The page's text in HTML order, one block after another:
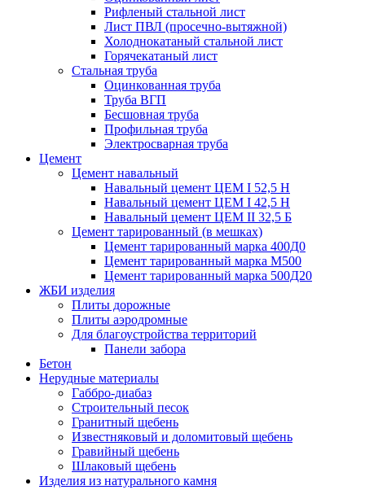
Рифленый стальной лист
Лист ПВЛ (просечно-вытяжной)
Холоднокатаный стальной лист
Горячекатаный лист
Стальная труба
Оцинкованная труба
Труба ВГП
Бесшовная труба
Профильная труба
Электросварная труба
Цемент
Цемент навальный
Навальный цемент ЦЕМ I 52,5 Н
Навальный цемент ЦЕМ I 42,5 H
Навальный цемент ЦЕМ II 32,5 Б
Цемент тарированный (в мешках)
Цемент тарированный марка 400Д0
Цемент тарированный марка М500
Цемент тарированный марка 500Д20
ЖБИ изделия
Плиты дорожные
Плиты аэродромные
Для благоустройства территорий
Панели забора
Бетон
Нерудные материалы
Габбро-диабаз
Строительный песок
Гранитный щебень
Известняковый и доломитовый щебень
Гравийный щебень
Шлаковый щебень
Изделия из натурального камня